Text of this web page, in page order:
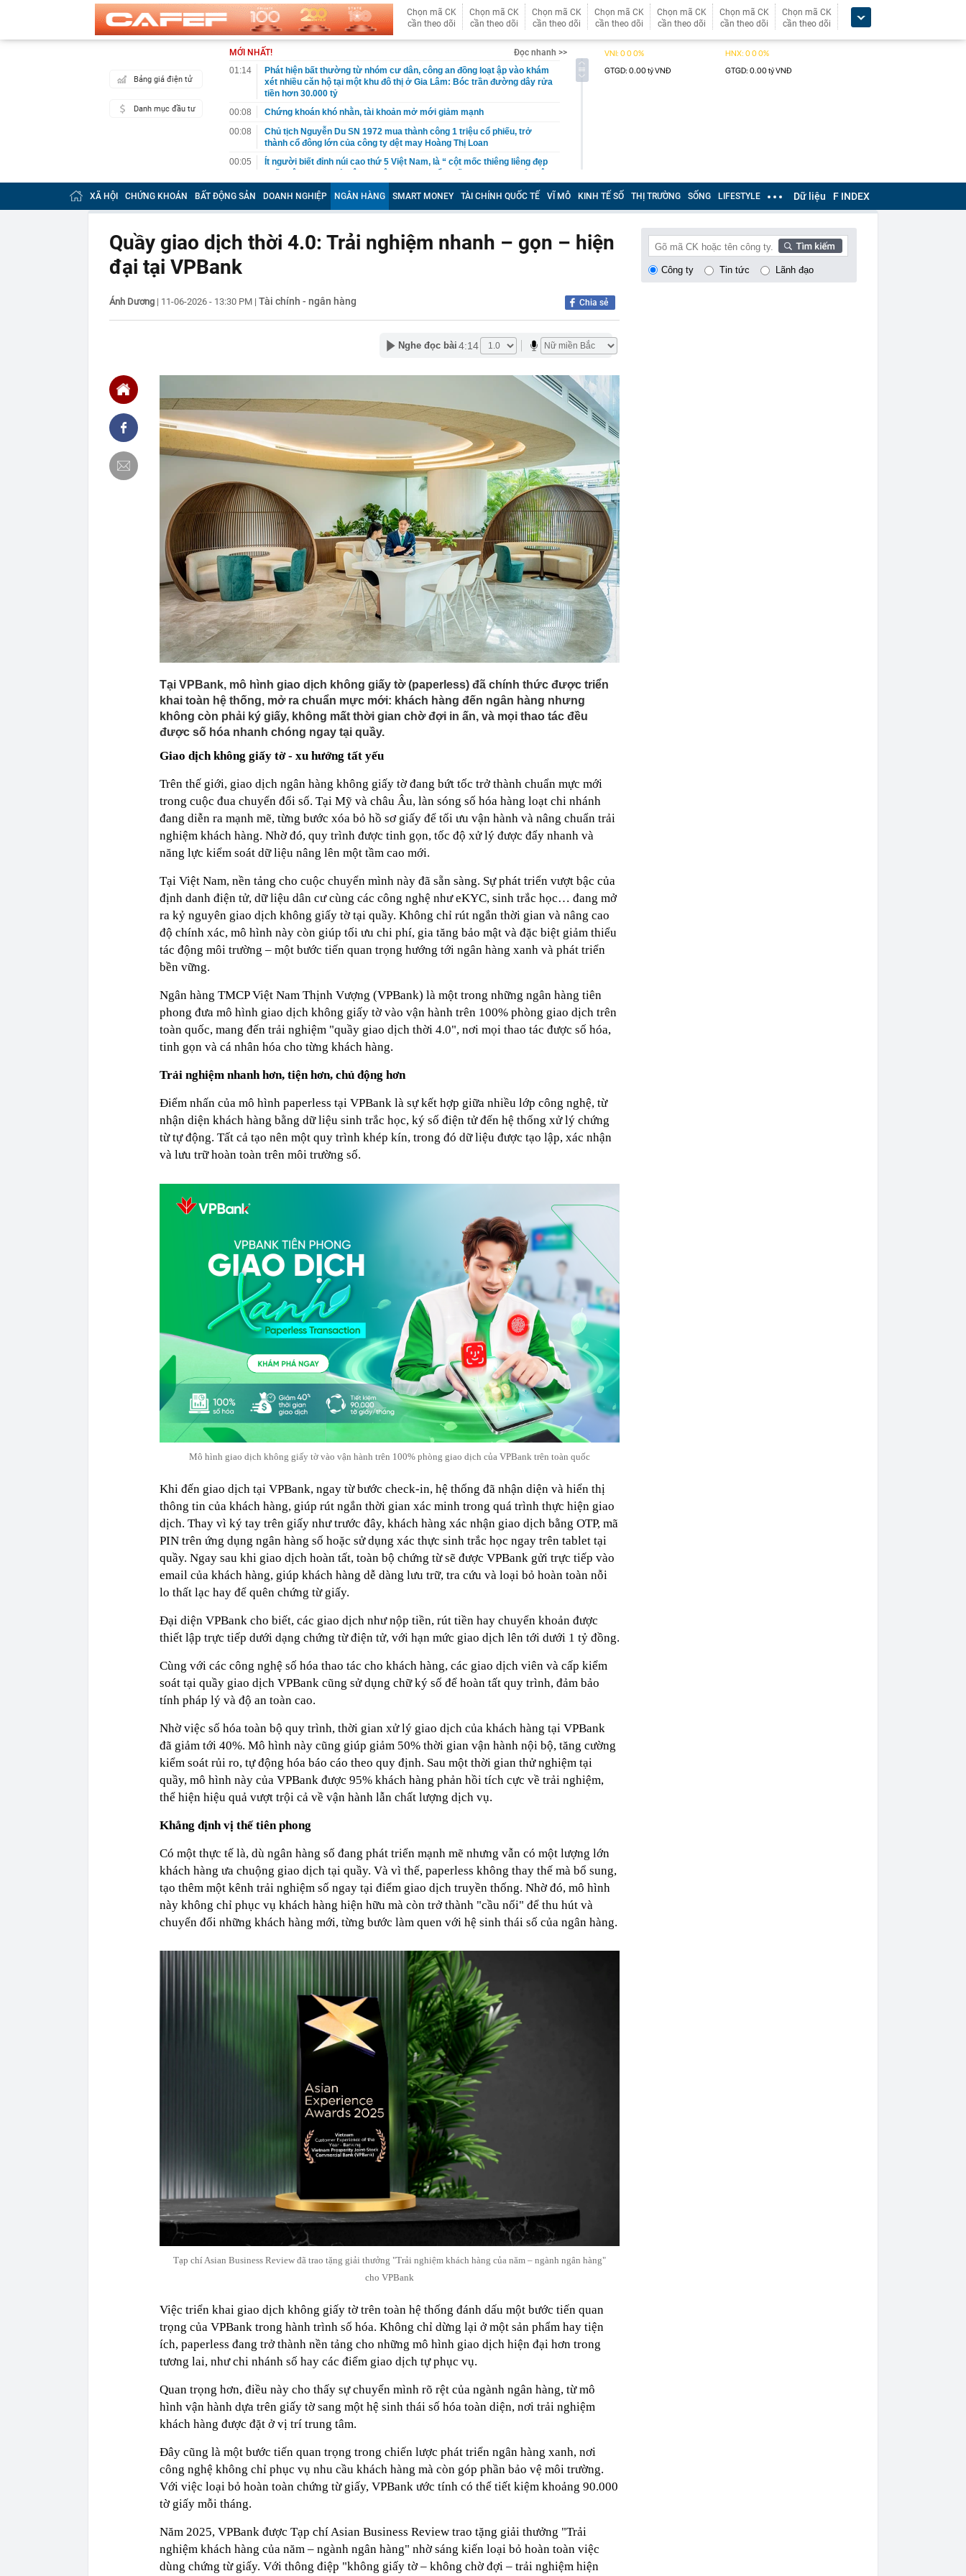
Chọn mã CK
cần theo dõi
Chọn mã CK
cần theo dõi
Chọn mã CK
cần theo dõi
Chọn mã CK
cần theo dõi
Chọn mã CK
cần theo dõi
Chọn mã CK
cần theo dõi
Chọn mã CK
cần theo dõi
Bảng giá điện tử
Danh mục đầu tư
MỚI NHẤT!
Đọc nhanh >>
01:14
Phát hiện bất thường từ nhóm cư dân, công an đồng loạt ập vào khám
xét nhiều căn hộ tại một khu đô thị ở Gia Lâm: Bóc trần đường dây rửa
tiền hơn 30.000 tỷ
00:08
Chứng khoán khó nhằn, tài khoản mở mới giảm mạnh
00:08
Chủ tịch Nguyễn Du SN 1972 mua thành công 1 triệu cổ phiếu, trở
thành cổ đông lớn của công ty dệt may Hoàng Thị Loan
00:05
Ít người biết đỉnh núi cao thứ 5 Việt Nam, là “ cột mốc thiêng liêng đẹp
trekking
Việt Nam có 1 hệ thống y khoa tư nhân sở hữu 14 bệnh viện, 2.900
giường bệnh, vừa được vinh danh "Hệ thống Y khoa tốt nhất Việt Nam
00:05
56 mã chứng khoán bị HoSE cắt margin trong tháng 8
00:03
Chứng khoán Vietcap dự phóng VN-Index có thể chạm mốc 1.885 điểm
ngay trong tháng 8
Nắm trong tay Điện Máy Xanh, Bách Hóa Xanh, An Khang, vốn hóa
Khám xét ngôi nhà cổ, phát hiện 'kho báu' gồm 1.000 đồng tiền vàng và
5 thỏi vàng giấu trong nhiều ngăn bí mật - giá trị hơn 18 tỷ đồng
4 dấu hiệu nhận biết ngôi nhà có phong thuỷ không thuận lợi
23:12
Quốc gia có lượng khách đến Việt Nam đông nhất 7 tháng đầu năm,
vượt Hàn Quốc và Nga, gấp gần 6 lần Ấn Độ
23:01
Người bán trái cây tiết lộ: Khách thường chọn quả to, người trong
nghề lại kiểm tra 5 chi tiết này trước
23:00
Tiếp viên tàu cao tốc quỳ gối 1h an ủi khách: 7 năm sau ở khách sạn 5
sao nhiều hơn ở nhà, bay hạng thương gia
22:34
Cụ bà 70 tuổi có xương trẻ khỏe như phụ nữ 30, bác sĩ kinh ngạc khi
biết bí quyết
22:34
Ngôi nhà chứa đựng tâm huyết của NSND Tự Long
22:31
Giá vàng vượt 4.300 USD/ounce, chuyên gia dự báo đỉnh mới
22:30
Một doanh nghiệp dầu khí đem hơn 42.200 tỷ đồng gửi ngân hàng
22:08
Lời khuyên cho những người không rút điện ấm siêu tốc trước khi ngủ
XÃ HỘI CHỨNG KHOÁN BẤT ĐỘNG SẢN DOANH NGHIỆP NGÂN HÀNG SMART MONEY TÀI CHÍNH QUỐC TẾ VĨ MÔ KINH TẾ SỐ THỊ TRƯỜNG SỐNG LIFESTYLE Dữ liệu F INDEX
Quầy giao dịch thời 4.0: Trải nghiệm nhanh – gọn – hiện
đại tại VPBank
Ánh Dương | 11-06-2026 - 13:30 PM | Tài chính - ngân hàng Chia sẻ
Nghe đọc bài 4:14
Tại VPBank, mô hình giao dịch không giấy tờ (paperless) đã chính thức được triển
khai toàn hệ thống, mở ra chuẩn mực mới: khách hàng đến ngân hàng nhưng
không còn phải ký giấy, không mất thời gian chờ đợi in ấn, và mọi thao tác đều
được số hóa nhanh chóng ngay tại quầy.
Giao dịch không giấy tờ - xu hướng tất yếu
Trên thế giới, giao dịch ngân hàng không giấy tờ đang bứt tốc trở thành chuẩn mực mới
trong cuộc đua chuyển đổi số. Tại Mỹ và châu Âu, làn sóng số hóa hàng loạt chi nhánh
đang diễn ra mạnh mẽ, từng bước xóa bỏ hồ sơ giấy để tối ưu vận hành và nâng chuẩn trải
nghiệm khách hàng. Nhờ đó, quy trình được tinh gọn, tốc độ xử lý được đẩy nhanh và
năng lực kiểm soát dữ liệu nâng lên một tầm cao mới.
Tại Việt Nam, nền tảng cho cuộc chuyển mình này đã sẵn sàng. Sự phát triển vượt bậc của
định danh điện tử, dữ liệu dân cư cùng các công nghệ như eKYC, sinh trắc học… đang mở
ra kỷ nguyên giao dịch không giấy tờ tại quầy. Không chỉ rút ngắn thời gian và nâng cao
độ chính xác, mô hình này còn giúp tối ưu chi phí, gia tăng bảo mật và đặc biệt giảm thiểu
tác động môi trường – một bước tiến quan trọng hướng tới ngân hàng xanh và phát triển
bền vững.
Ngân hàng TMCP Việt Nam Thịnh Vượng (VPBank) là một trong những ngân hàng tiên
phong đưa mô hình giao dịch không giấy tờ vào vận hành trên 100% phòng giao dịch trên
toàn quốc, mang đến trải nghiệm "quầy giao dịch thời 4.0", nơi mọi thao tác được số hóa,
tinh gọn và cá nhân hóa cho từng khách hàng.
Trải nghiệm nhanh hơn, tiện hơn, chủ động hơn
Điểm nhấn của mô hình paperless tại VPBank là sự kết hợp giữa nhiều lớp công nghệ, từ
nhận diện khách hàng bằng dữ liệu sinh trắc học, ký số điện tử đến hệ thống xử lý chứng
từ tự động. Tất cả tạo nên một quy trình khép kín, trong đó dữ liệu được tạo lập, xác nhận
và lưu trữ hoàn toàn trên môi trường số.
Mô hình giao dịch không giấy tờ vào vận hành trên 100% phòng giao dịch của VPBank trên toàn quốc
Khi đến giao dịch tại VPBank, ngay từ bước check-in, hệ thống đã nhận diện và hiển thị
thông tin của khách hàng, giúp rút ngắn thời gian xác minh trong quá trình thực hiện giao
dịch. Thay vì ký tay trên giấy như trước đây, khách hàng xác nhận giao dịch bằng OTP, mã
PIN trên ứng dụng ngân hàng số hoặc sử dụng xác thực sinh trắc học ngay trên tablet tại
quầy. Ngay sau khi giao dịch hoàn tất, toàn bộ chứng từ sẽ được VPBank gửi trực tiếp vào
email của khách hàng, giúp khách hàng dễ dàng lưu trữ, tra cứu và loại bỏ hoàn toàn nỗi
lo thất lạc hay để quên chứng từ giấy.
Đại diện VPBank cho biết, các giao dịch như nộp tiền, rút tiền hay chuyển khoản được
thiết lập trực tiếp dưới dạng chứng từ điện tử, với hạn mức giao dịch lên tới dưới 1 tỷ đồng.
Cùng với các công nghệ số hóa thao tác cho khách hàng, các giao dịch viên và cấp kiểm
soát tại quầy giao dịch VPBank cũng sử dụng chữ ký số để hoàn tất quy trình, đảm bảo
tính pháp lý và độ an toàn cao.
Nhờ việc số hóa toàn bộ quy trình, thời gian xử lý giao dịch của khách hàng tại VPBank
đã giảm tới 40%. Mô hình này cũng giúp giảm 50% thời gian vận hành nội bộ, tăng cường
kiểm soát rủi ro, tự động hóa báo cáo theo quy định. Sau một thời gian thử nghiệm tại
quầy, mô hình này của VPBank được 95% khách hàng phản hồi tích cực về trải nghiệm,
thể hiện hiệu quả vượt trội cả về vận hành lẫn chất lượng dịch vụ.
Khẳng định vị thế tiên phong
Có một thực tế là, dù ngân hàng số đang phát triển mạnh mẽ nhưng vẫn có một lượng lớn
khách hàng ưa chuộng giao dịch tại quầy. Và vì thế, paperless không thay thế mà bổ sung,
tạo thêm một kênh trải nghiệm số ngay tại điểm giao dịch truyền thống. Nhờ đó, mô hình
này không chỉ phục vụ khách hàng hiện hữu mà còn trở thành "cầu nối" để thu hút và
chuyển đổi những khách hàng mới, từng bước làm quen với hệ sinh thái số của ngân hàng.
Tạp chí Asian Business Review đã trao tặng giải thưởng "Trải nghiệm khách hàng của năm – ngành ngân hàng"
cho VPBank
Việc triển khai giao dịch không giấy tờ trên toàn hệ thống đánh dấu một bước tiến quan
trọng của VPBank trong hành trình số hóa. Không chỉ dừng lại ở một sản phẩm hay tiện
ích, paperless đang trở thành nền tảng cho những mô hình giao dịch hiện đại hơn trong
tương lai, như chi nhánh số hay các điểm giao dịch tự phục vụ.
Quan trọng hơn, điều này cho thấy sự chuyển mình rõ rệt của ngành ngân hàng, từ mô
hình vận hành dựa trên giấy tờ sang một hệ sinh thái số hóa toàn diện, nơi trải nghiệm
khách hàng được đặt ở vị trí trung tâm.
Đây cũng là một bước tiến quan trọng trong chiến lược phát triển ngân hàng xanh, nơi
công nghệ không chỉ phục vụ nhu cầu khách hàng mà còn góp phần bảo vệ môi trường.
Với việc loại bỏ hoàn toàn chứng từ giấy, VPBank ước tính có thể tiết kiệm khoảng 90.000
tờ giấy mỗi tháng.
Năm 2025, VPBank được Tạp chí Asian Business Review trao tặng giải thưởng "Trải
nghiệm khách hàng của năm – ngành ngân hàng" nhờ sáng kiến loại bỏ hoàn toàn việc
dùng chứng từ giấy. Với thông điệp "không giấy tờ – không chờ đợi – trải nghiệm hiện
Công ty Tin tức Lãnh đạo